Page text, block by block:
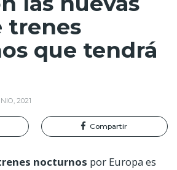
trenes
que tendrá
2021
Compartir
nocturnos por Europa es